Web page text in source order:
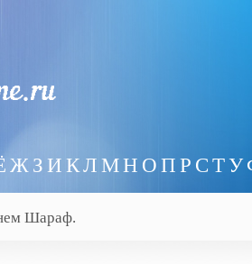
Ж З И КЛ МН О П Р С ТУ
Шараф.